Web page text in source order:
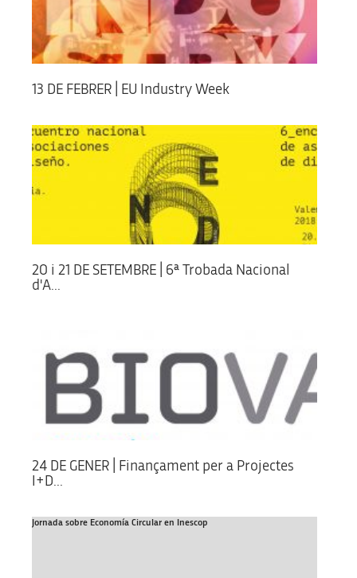
13 DE FEBRER | EU Industry Week
20 i 21 DE SETEMBRE | 6ª Trobada Nacional
d'A...
24 DE GENER | Finançament per a Projectes
I+D...
Jornada sobre Economía Circular en Inescop